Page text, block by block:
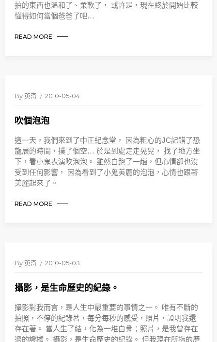
拍的東西也溫和了、柔軟了， 或許是，現在終於開始比較
懂得如何當個爸爸了吧…
READ MORE
By英奇 2010-05-04
吹個泡泡
這一天，我們來到了中正紀念堂， 因為粗心的JC記錯了恐
龍展的時間，撲了個空… 於是到處走走晃晃， 找了地方坐
下，看小鬼表演吹泡泡。 雖然白跑了一趟，但心情卻也沒
受到任何影響， 因為看到了小鬼美麗的泡泡，心情也跟著
美麗起來了。
READ MORE
By英奇 2010-05-03
攝影，是生命歷史的紀錄。
攝影對我而言，是人生中最重要的事情之一。 唯有不斷的
拍照，不停的紀錄著，每分每秒的感受，照片，證明我還
存在著。 當人生了結，化為一堆白骨；照片，是我曾存在
過的證據。 攝影，是生命歷史的紀錄。 但我現在所指的歷